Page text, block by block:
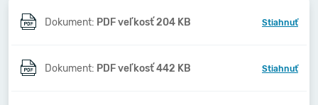
Dokument: PDF veľkosť 204 KB Stiahnuť
Dokument: PDF veľkosť 442 KB Stiahnuť